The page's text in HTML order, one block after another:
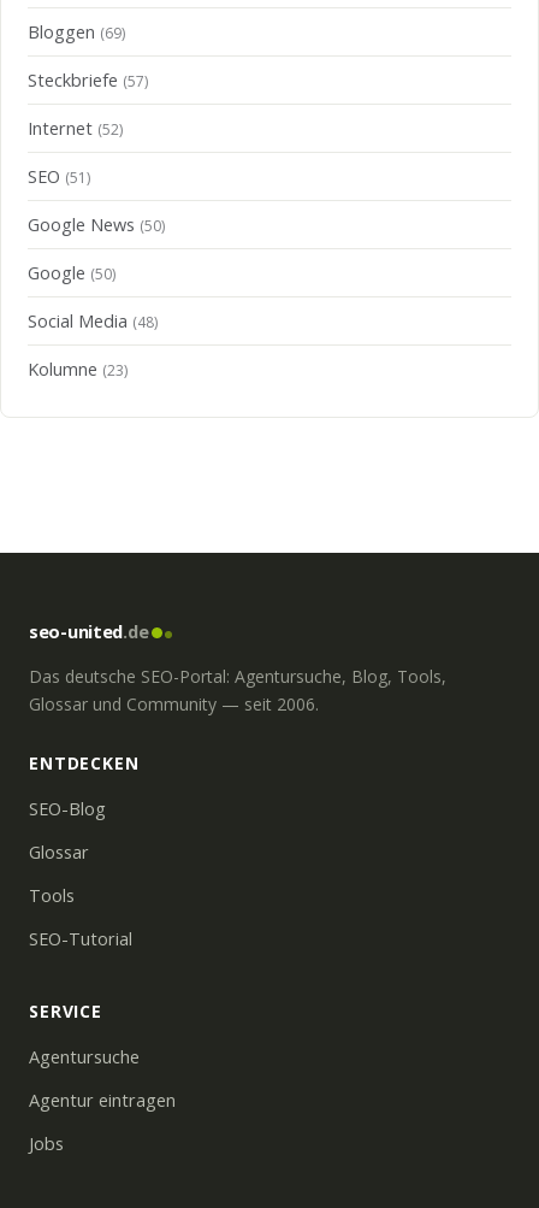
Bloggen (69)
Steckbriefe (57)
Internet (52)
SEO (51)
Google News (50)
Google (50)
Social Media (48)
Kolumne (23)
seo-united.de
Das deutsche SEO-Portal: Agentursuche, Blog, Tools,
Glossar und Community — seit 2006.
ENTDECKEN
SEO-Blog
Glossar
Tools
SEO-Tutorial
SERVICE
Agentursuche
Agentur eintragen
Jobs